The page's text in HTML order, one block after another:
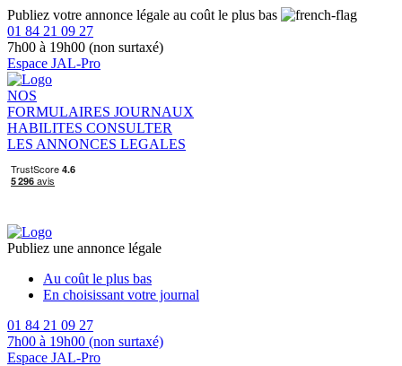
Publiez votre annonce légale au coût le plus bas
01 84 21 09 27
7h00 à 19h00 (non surtaxé)
Espace JAL-Pro
NOS
FORMULAIRES JOURNAUX
HABILITES CONSULTER
LES ANNONCES LEGALES
Publiez une annonce légale
Au coût le plus bas
En choisissant votre journal
01 84 21 09 27
7h00 à 19h00 (non surtaxé)
Espace JAL-Pro